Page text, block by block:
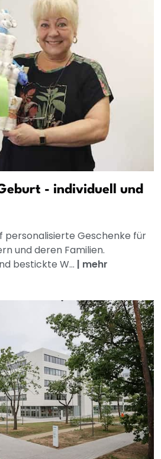
- individuell und
personalisierte Geschenke für
und deren Familien.
bestickte W... | mehr